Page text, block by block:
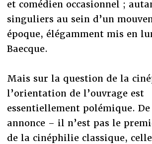
et comédien occasionnel ;
singuliers au sein d’un
époque, élégamment mis en
Baecque.
Mais sur la question de la
l’orientation de l’ouvrage est
essentiellement polémique. De
annonce – il n’est pas le
de la cinéphilie classique,